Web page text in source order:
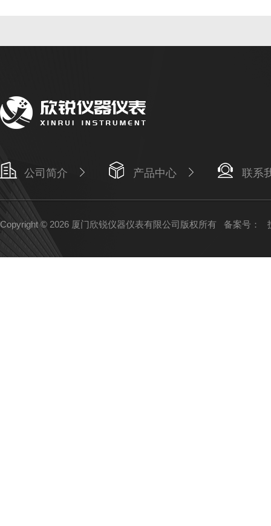
公司简介 产品中心 联系
Copyright © 2026 厦门欣锐仪器仪表有限公司版权所有 备案号：